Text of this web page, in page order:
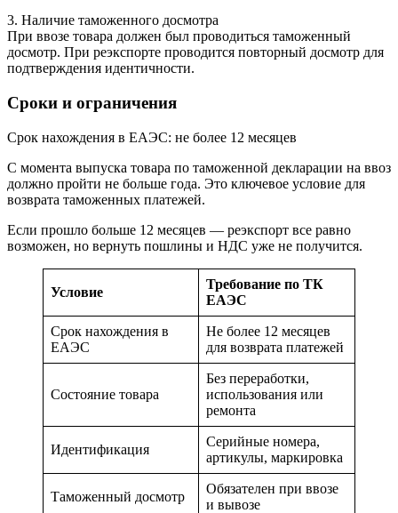
3. Наличие таможенного досмотра
При ввозе товара должен был проводиться таможенный
досмотр. При реэкспорте проводится повторный досмотр для
подтверждения идентичности.
Сроки и ограничения
Срок нахождения в ЕАЭС: не более 12 месяцев
С момента выпуска товара по таможенной декларации на ввоз
должно пройти не больше года. Это ключевое условие для
возврата таможенных платежей.
Если прошло больше 12 месяцев — реэкспорт все равно
возможен, но вернуть пошлины и НДС уже не получится.
Условие
Требование по ТК
ЕАЭС
Срок нахождения в
ЕАЭС
Не более 12 месяцев
для возврата платежей
Состояние товара
Без переработки,
использования или
ремонта
Идентификация
Серийные номера,
артикулы, маркировка
Таможенный досмотр
Обязателен при ввозе
и вывозе